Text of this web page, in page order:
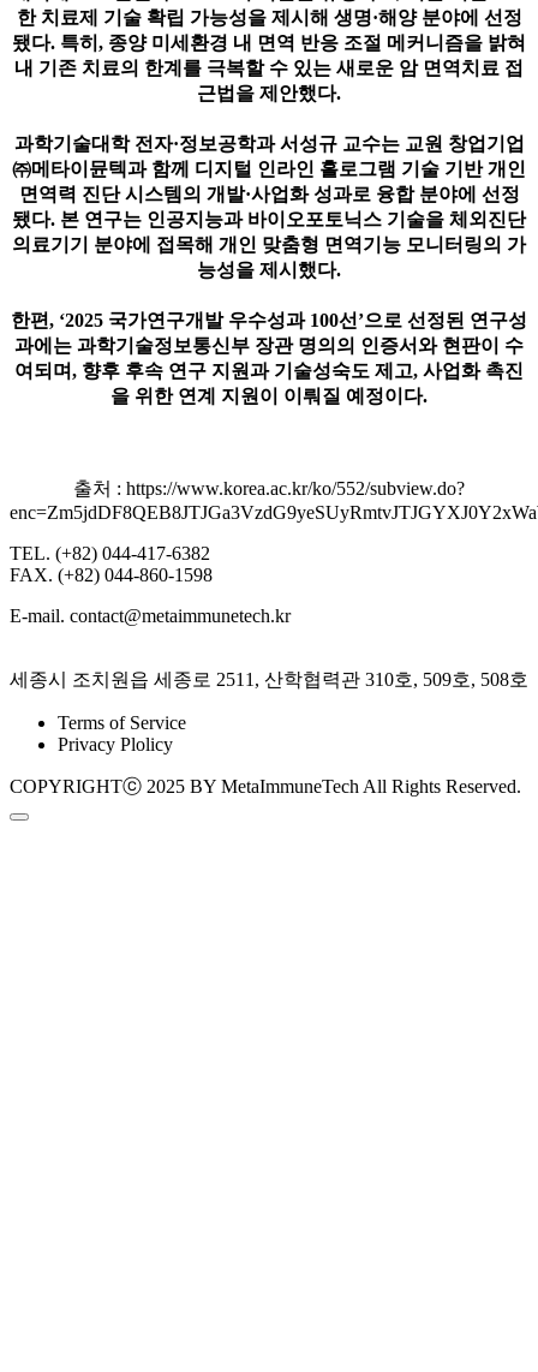
한 치료제 기술 확립 가능성을 제시해 생명·해양 분야에 선정
됐다. 특히, 종양 미세환경 내 면역 반응 조절 메커니즘을 밝혀
내 기존 치료의 한계를 극복할 수 있는 새로운 암 면역치료 접
근법을 제안했다.
과학기술대학 전자·정보공학과 서성규 교수는 교원 창업기업
㈜메타이뮨텍과 함께 디지털 인라인 홀로그램 기술 기반 개인
면역력 진단 시스템의 개발·사업화 성과로 융합 분야에 선정
됐다. 본 연구는 인공지능과 바이오포토닉스 기술을 체외진단
의료기기 분야에 접목해 개인 맞춤형 면역기능 모니터링의 가
능성을 제시했다.
한편, ‘2025 국가연구개발 우수성과 100선’으로 선정된 연구성
과에는 과학기술정보통신부 장관 명의의 인증서와 현판이 수
여되며, 향후 후속 연구 지원과 기술성숙도 제고, 사업화 촉진
을 위한 연계 지원이 이뤄질 예정이다.
출처 : https://www.korea.ac.kr/ko/552/subview.do?
TEL. (+82) 044-417-6382
FAX. (+82) 044-860-1598
E-mail. contact@metaimmunetech.kr
세종시 조치원읍 세종로 2511, 산학협력관 310호, 509호, 508호
Terms of Service
Privacy Plolicy
COPYRIGHTⓒ 2025 BY MetaImmuneTech All Rights Reserved.